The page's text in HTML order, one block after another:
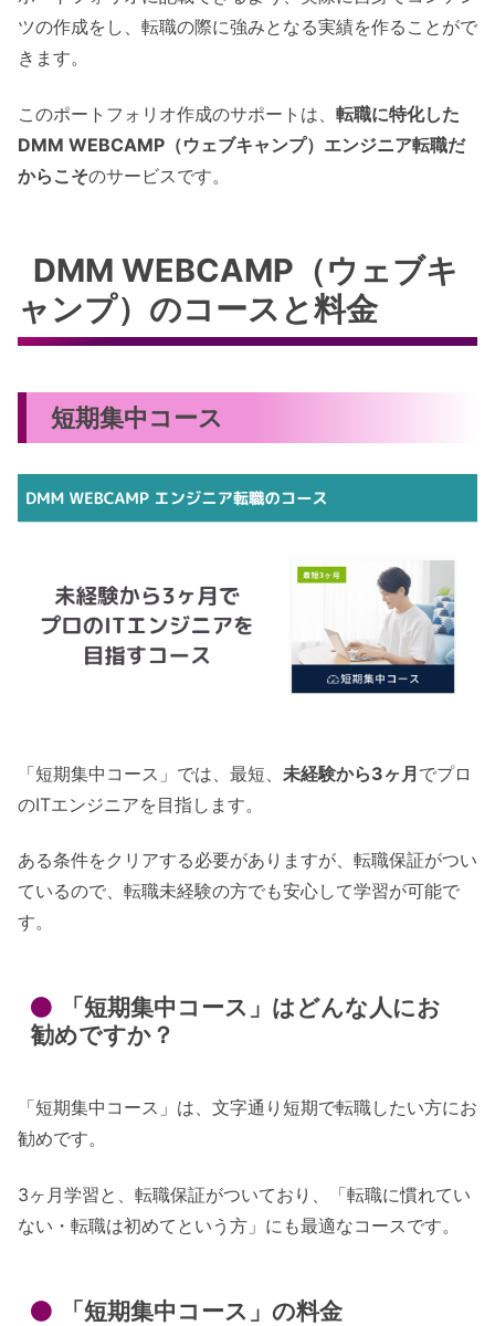
ツの作成をし、転職の際に強みとなる実績を作ることがで
きます。
このポートフォリオ作成のサポートは、 転職に特化した
DMM WEBCAMP（ウェブキャンプ）エンジニア転職だ
からこそのサービスです。
DMM WEBCAMP（ウェブキ
ャンプ）のコースと料金
短期集中コース
「短期集中コース」では、最短、 未経験から3ヶ月 でプロ
のITエンジニアを目指します。
ある条件をクリアする必要がありますが、転職保証がつい
ているので、転職未経験の方でも安心して学習が可能で
す。
「短期集中コース」はどんな人にお
勧めですか？
「短期集中コース」は、文字通り短期で転職したい方にお
勧めです。
3ヶ月学習と、転職保証がついており、「転職に慣れてい
ない・転職は初めてという方」にも最適なコースです。
「短期集中コース」の料金